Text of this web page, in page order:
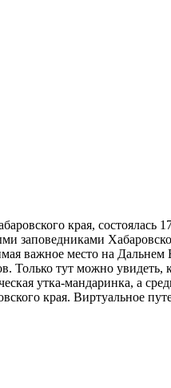
края,
важное место на
тут можно увидеть,
утка-мандаринка, а
края. Виртуальное